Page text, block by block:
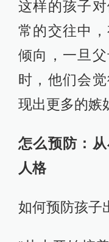
这样的孩子
常的交往中
倾向，一旦
时，他们会
现出更多的嫉
怎么预防：
人格
如何预防孩子